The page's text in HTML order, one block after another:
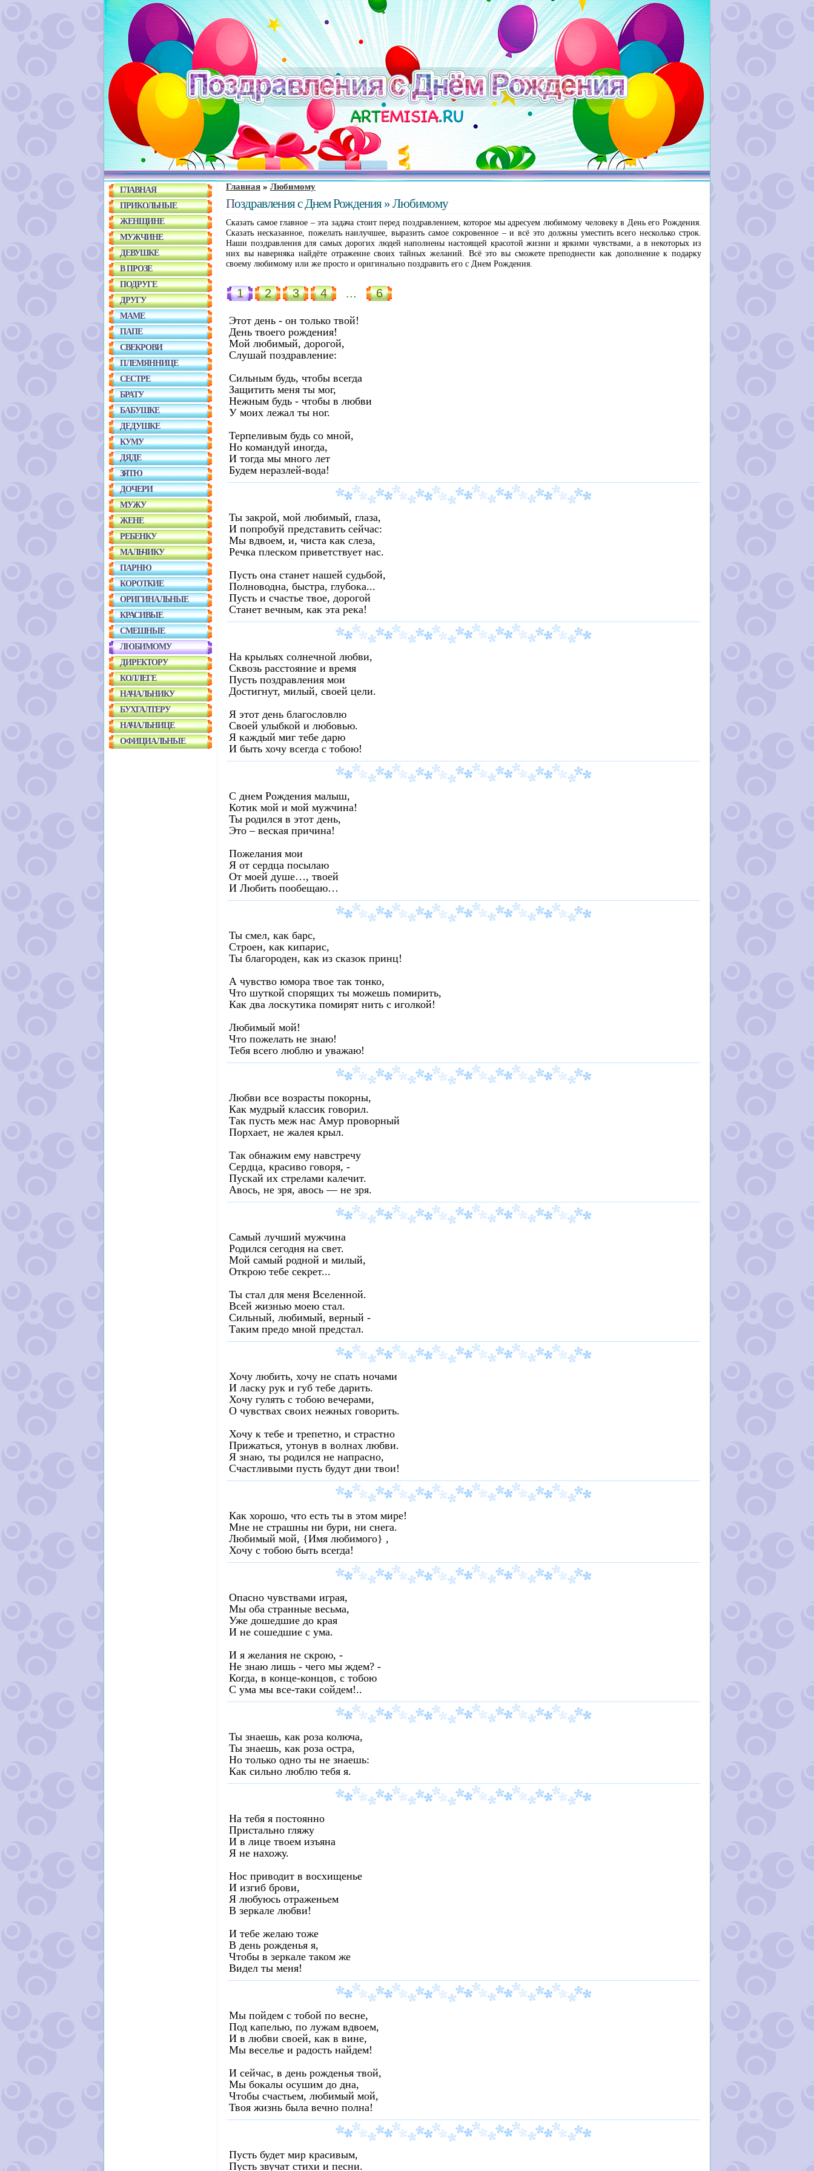
ГЛАВНАЯ
ПРИКОЛЬНЫЕ
ЖЕНЩИНЕ
МУЖЧИНЕ
ДЕВУШКЕ
В ПРОЗЕ
ПОДРУГЕ
ДРУГУ
МАМЕ
ПАПЕ
СВЕКРОВИ
ПЛЕМЯННИЦЕ
СЕСТРЕ
БРАТУ
БАБУШКЕ
ДЕДУШКЕ
КУМУ
ДЯДЕ
ЗЯТЮ
ДОЧЕРИ
МУЖУ
ЖЕНЕ
РЕБЕНКУ
МАЛЬЧИКУ
ПАРНЮ
КОРОТКИЕ
ОРИГИНАЛЬНЫЕ
КРАСИВЫЕ
СМЕШНЫЕ
ЛЮБИМОМУ
ДИРЕКТОРУ
КОЛЛЕГЕ
НАЧАЛЬНИКУ
БУХГАЛТЕРУ
НАЧАЛЬНИЦЕ
ОФИЦИАЛЬНЫЕ
Главная » Любимому
Поздравления с Днем Рождения » Любимому
Сказать самое главное – эта задача стоит перед поздравлением, которое мы адресуем любимому человеку в День его Рождения.
Сказать несказанное, пожелать наилучшее, выразить самое сокровенное – и всё это должны уместить всего несколько строк.
Наши поздравления для самых дорогих людей наполнены настоящей красотой жизни и яркими чувствами, а в некоторых из
них вы наверняка найдёте отражение своих тайных желаний. Всё это вы сможете преподнести как дополнение к подарку
своему любимому или же просто и оригинально поздравить его с Днем Рождения.
1 2 3 4 ... 6
Этот день - он только твой!
День твоего рождения!
Мой любимый, дорогой,
Слушай поздравление:
Сильным будь, чтобы всегда
Защитить меня ты мог,
Нежным будь - чтобы в любви
У моих лежал ты ног.
Терпеливым будь со мной,
Но командуй иногда,
И тогда мы много лет
Будем неразлей-вода!
Ты закрой, мой любимый, глаза,
И попробуй представить сейчас:
Мы вдвоем, и, чиста как слеза,
Речка плеском приветствует нас.
Пусть она станет нашей судьбой,
Полноводна, быстра, глубока...
Пусть и счастье твое, дорогой
Станет вечным, как эта река!
На крыльях солнечной любви,
Сквозь расстояние и время
Пусть поздравления мои
Достигнут, милый, своей цели.
Я этот день благословлю
Своей улыбкой и любовью.
Я каждый миг тебе дарю
И быть хочу всегда с тобою!
С днем Рождения малыш,
Котик мой и мой мужчина!
Ты родился в этот день,
Это – веская причина!
Пожелания мои
Я от сердца посылаю
От моей душе…, твоей
И Любить пообещаю…
Ты смел, как барс,
Строен, как кипарис,
Ты благороден, как из сказок принц!
А чувство юмора твое так тонко,
Что шуткой спорящих ты можешь помирить,
Как два лоскутика помирят нить с иголкой!
Любимый мой!
Что пожелать не знаю!
Тебя всего люблю и уважаю!
Любви все возрасты покорны,
Как мудрый классик говорил.
Так пусть меж нас Амур проворный
Порхает, не жалея крыл.
Так обнажим ему навстречу
Сердца, красиво говоря, -
Пускай их стрелами калечит.
Авось, не зря, авось — не зря.
Самый лучший мужчина
Родился сегодня на свет.
Мой самый родной и милый,
Открою тебе секрет...
Ты стал для меня Вселенной.
Всей жизнью моею стал.
Сильный, любимый, верный -
Таким предо мной предстал.
Хочу любить, хочу не спать ночами
И ласку рук и губ тебе дарить.
Хочу гулять с тобою вечерами,
О чувствах своих нежных говорить.
Хочу к тебе и трепетно, и страстно
Прижаться, утонув в волнах любви.
Я знаю, ты родился не напрасно,
Счастливыми пусть будут дни твои!
Как хорошо, что есть ты в этом мире!
Мне не страшны ни бури, ни снега.
Любимый мой, {Имя любимого} ,
Хочу с тобою быть всегда!
Опасно чувствами играя,
Мы оба странные весьма,
Уже дошедшие до края
И не сошедшие с ума.
И я желания не скрою, -
Не знаю лишь - чего мы ждем? -
Когда, в конце-концов, с тобою
С ума мы все-таки сойдем!..
Ты знаешь, как роза колюча,
Ты знаешь, как роза остра,
Но только одно ты не знаешь:
Как сильно люблю тебя я.
На тебя я постоянно
Пристально гляжу
И в лице твоем изъяна
Я не нахожу.
Нос приводит в восхищенье
И изгиб брови,
Я любуюсь отраженьем
В зеркале любви!
И тебе желаю тоже
В день рожденья я,
Чтобы в зеркале таком же
Видел ты меня!
Мы пойдем с тобой по весне,
Под капелью, по лужам вдвоем,
И в любви своей, как в вине,
Мы веселье и радость найдем!
И сейчас, в день рожденья твой,
Мы бокалы осушим до дна,
Чтобы счастьем, любимый мой,
Твоя жизнь была вечно полна!
Пусть будет мир красивым,
Пусть звучат стихи и песни.